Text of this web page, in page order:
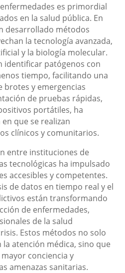
es primordial
en la salud pública. En
desarrollado métodos
la tecnología avanzada,
y la biología molecular.
identificar patógenos con
tiempo, facilitando una
brotes y emergencias
de pruebas rápidas,
portátiles, ha
que se realizan
clínicos y comunitarios.
entre instituciones de
tecnológicas ha impulsado
accesibles y competentes.
de datos en tiempo real y el
están transformando
de enfermedades,
de la salud
Estos métodos no solo
atención médica, sino que
conciencia y
amenazas sanitarias.